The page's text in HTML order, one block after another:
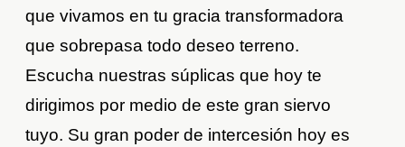
que vivamos en tu gracia transformadora
que sobrepasa todo deseo terreno.
Escucha nuestras súplicas que hoy te
dirigimos por medio de este gran siervo
tuyo. Su gran poder de intercesión hoy es